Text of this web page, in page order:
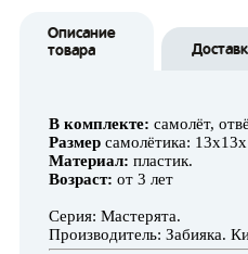
Описание
товара
В комплекте: самолёт,
Размер самолётика:
Материал: пластик.
Возраст: от 3 лет
Серия: Мастерята.
Производитель: Забияка.